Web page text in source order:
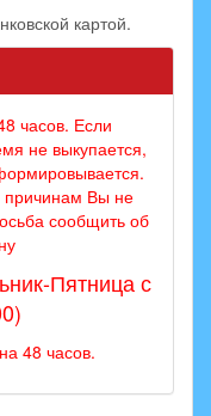
картой.
часов. Если
не выкупается,
причинам Вы не
сообщить об
Пятница с
48 часов.